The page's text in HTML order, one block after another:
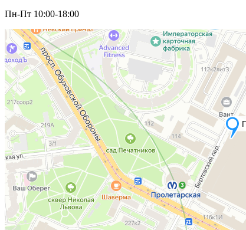
Пн-Пт 10:00-18:00